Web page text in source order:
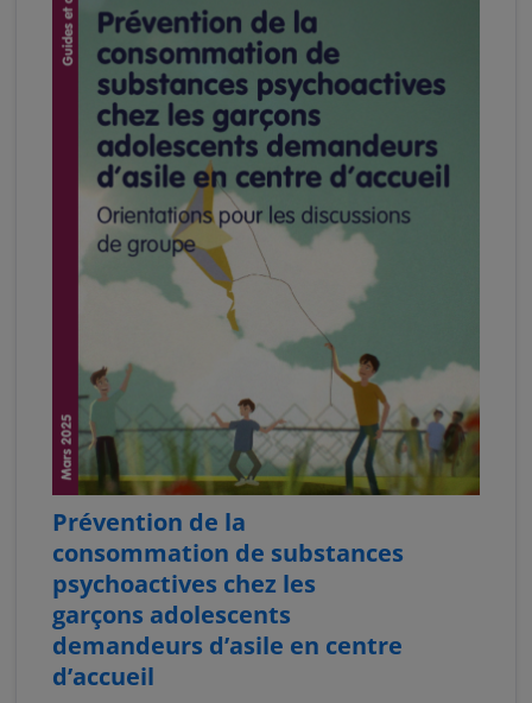
Prévention de la
consommation de substances
psychoactives chez les
garçons adolescents
demandeurs d’asile en centre
d’accueil